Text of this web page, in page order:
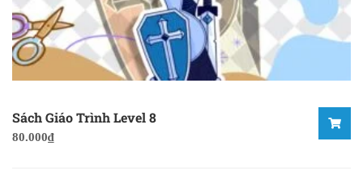
Sách Giáo Trình Level 8
80.000₫